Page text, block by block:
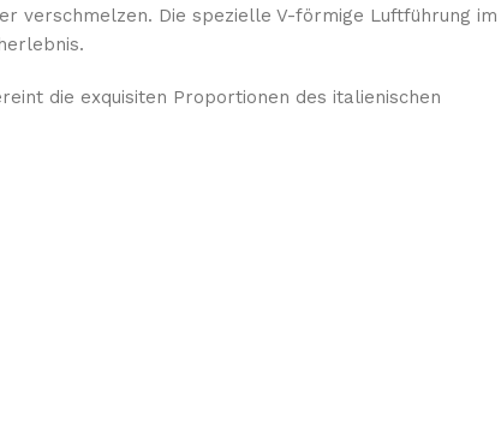
verschmelzen. Die spezielle V-förmige Luftführung im
die exquisiten Proportionen des italienischen